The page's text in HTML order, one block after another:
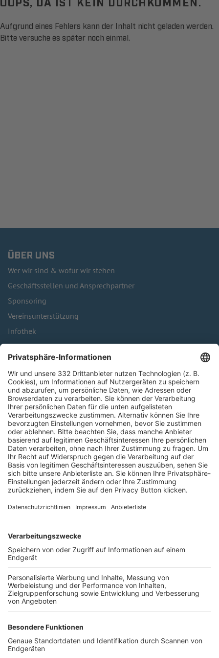
Aufgrund eines Fehlers kann der Inhalt nicht geladen werden.
Bitte versuche es später noch einmal.
ÜBER UNS
Wer wir sind & wofür wir stehen
Geschäftsstellen und Ansprechpartner
Sponsoring
Vereinsunterstützung
Infothek
Kontakt
HÄUFIG BESUCHTE SEITEN
Pässe und Vereinswechsel
Trainerausbildung
Schulungsangebot Vereinsmitarbeiter
BFV-Geschäftsstellen
Trainerbörse
Login SpielPlus
FOLGE DEM BFV
TOP-VEREINE
TOP-PARTNER